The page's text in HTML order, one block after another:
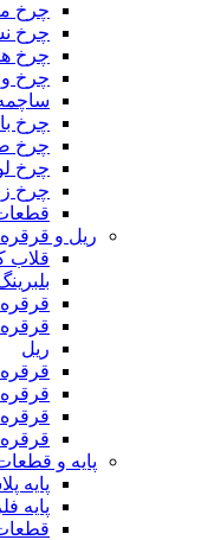
چرخ
چرخ
چرخ
چرخ
چرخ
چرخ
چرخ
چرخ
ریل و قرقره
قلاب
ریل
قرقره
پایه و
پایه
پایه